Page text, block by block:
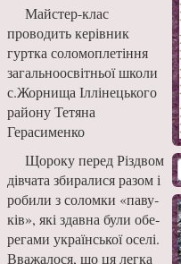
Майстер-клас
проводить керівник
гуртка соломоплетіння
загальноосвітньої школи
с.Жорнища Іллінецького
району Тетяна
Герасименко
Щороку перед Різдвом
дівчата збиралися разом і
робили з соломки «паву­
ків», які здавна були обе­
регами української оселі.
Вважалося, що ця легка